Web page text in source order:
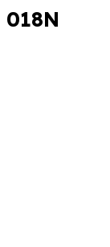
018N